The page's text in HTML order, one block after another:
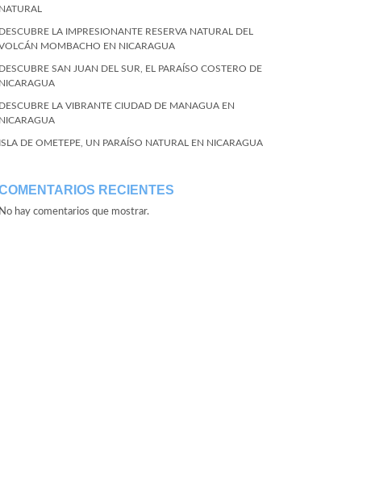
NATURAL
DESCUBRE LA IMPRESIONANTE RESERVA NATURAL DEL
MOMBACHO EN NICARAGUA
DESCUBRE SAN JUAN DEL SUR, EL PARAÍSO COSTERO DE
NICARAGUA
DESCUBRE LA VIBRANTE CIUDAD DE MANAGUA EN
NICARAGUA
ISLA DE OMETEPE, UN PARAÍSO NATURAL EN NICARAGUA
RECIENTES
No hay comentarios que mostrar.